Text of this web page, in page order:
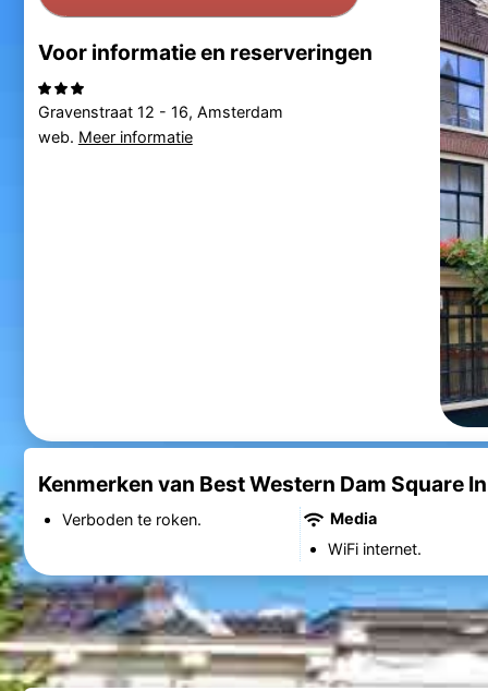
Voor informatie en reserveringen
Gravenstraat 12 - 16, Amsterdam
web. Meer informatie
Kenmerken van Best Western Dam Square
Verboden te roken.
Media
WiFi internet.